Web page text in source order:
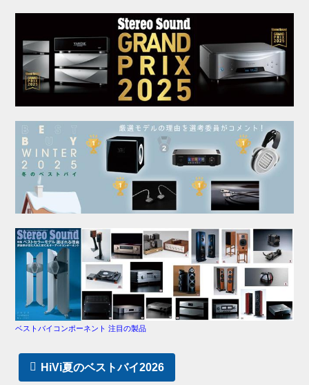
ベストバイコンポーネント 注目の製品
HiVi夏のベストバイ2026